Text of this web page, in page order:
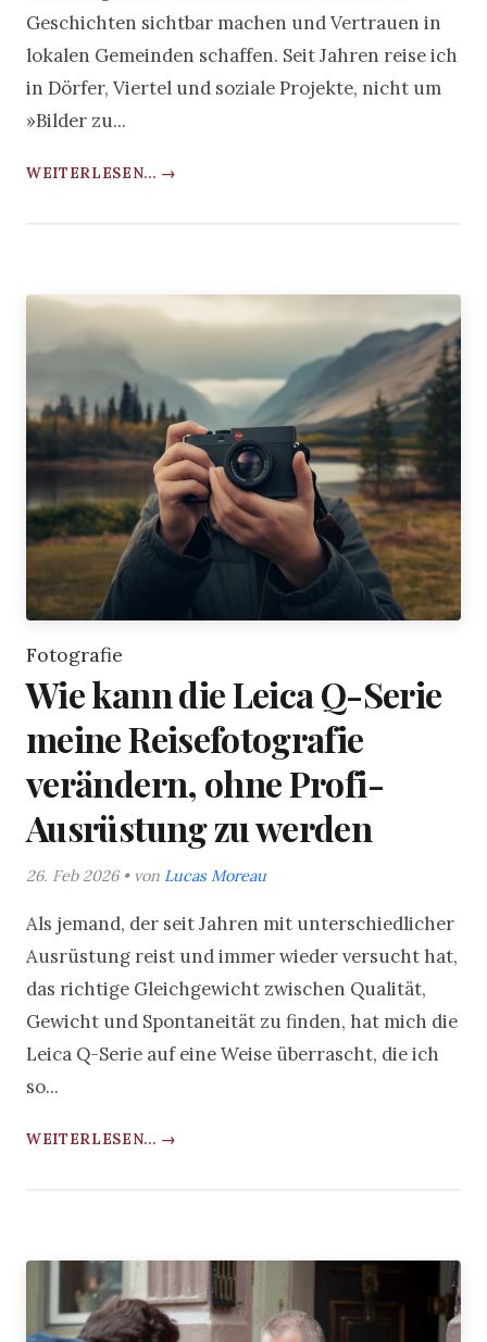
Geschichten sichtbar machen und Vertrauen in
lokalen Gemeinden schaffen. Seit Jahren reise ich
in Dörfer, Viertel und soziale Projekte, nicht um
»Bilder zu...
WEITERLESEN... →
Fotografie
Wie kann die Leica Q-Serie
meine Reisefotografie
verändern, ohne Profi-
Ausrüstung zu werden
26. Feb 2026 • von Lucas Moreau
Als jemand, der seit Jahren mit unterschiedlicher
Ausrüstung reist und immer wieder versucht hat,
das richtige Gleichgewicht zwischen Qualität,
Gewicht und Spontaneität zu finden, hat mich die
Leica Q-Serie auf eine Weise überrascht, die ich
so...
WEITERLESEN... →